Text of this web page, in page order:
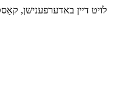
לויט דיין באדערפענישן,